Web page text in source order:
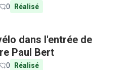
0 Réalisé
dans l'entrée de
Paul Bert
0 Réalisé